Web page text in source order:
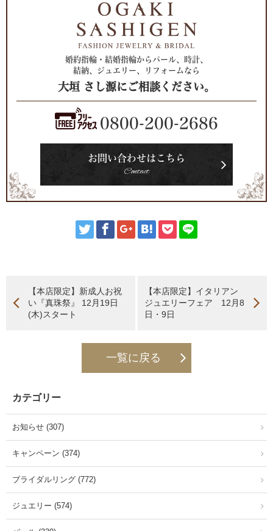
婚約指輪・結婚指輪からパール、時計、
結納、ジュエリー、リフォームなら
大垣 さし源にご相談ください。
0800-200-2686
お問い合わせはこちら
Contact
【本店限定】新成人お祝
い『真珠祭』 12月19日
(木)スタート
【本店限定】イタリアン
ジュエリーフェア 12月8
日・9日
一覧に戻る
カテゴリー
お知らせ (307)
キャンペーン (374)
ブライダルリング (772)
ジュエリー (574)